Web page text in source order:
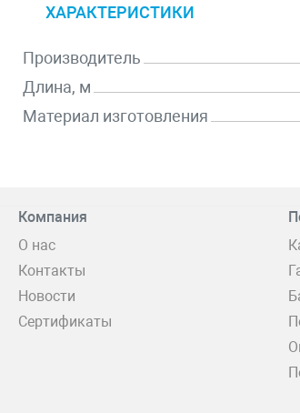
ХАРАКТЕРИСТИКИ
Производитель
Длина, м
Материал изготовления
Компания
О нас
Контакты
Новости
Сертификаты